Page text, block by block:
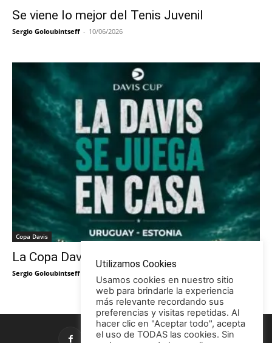
Se viene lo mejor del Tenis Juvenil
Sergio Goloubintseff - 10/06/2026
Copa Davis
La Copa Davis vuelve al Círculo
Sergio Goloubintseff
Utilizamos Cookies
Usamos cookies en nuestro sitio
web para brindarle la experiencia
más relevante recordando sus
preferencias y visitas repetidas. Al
hacer clic en "Aceptar todo", acepta
el uso de TODAS las cookies. Sin